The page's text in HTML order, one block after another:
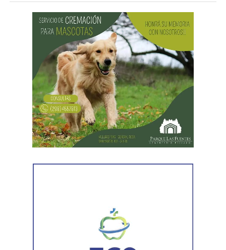
Desde Vialidad Nacional informaron que,durante las
próximas semanas, el operativo de bacheo será
reforzado con dos nuevas cuadrillas de trabajo y dos
camiones bacheadores, lo que permitirá incrementar
el ritmo de ejecución y optimizar las tareas de
mantenimiento en distintos puntos del Alto Valle.
Por otra parte, el organismo avanza con el relevamiento
sectores más deteriorados y mejorar las condiciones de